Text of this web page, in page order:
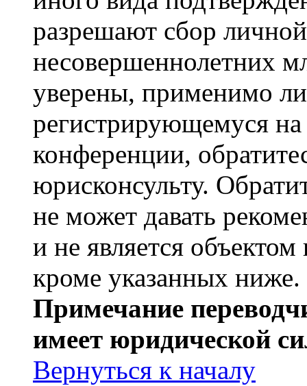
разрешают сбор
несовершеннолетних
уверены, применимо
регистрирующемуся
конференции,
юрисконсульту.
не может давать
и не является
кроме указанных ниже.
Примечание
имеет юридической
Вернуться к началу